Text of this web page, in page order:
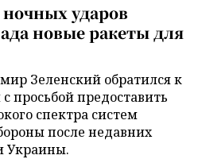
ударов
новые ракеты для
Зеленский обратился к
просьбой предоставить
спектра систем
после недавних
Украины.